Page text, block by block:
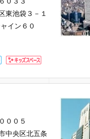
東池袋３－１
イン６０
００５
中央区北五条